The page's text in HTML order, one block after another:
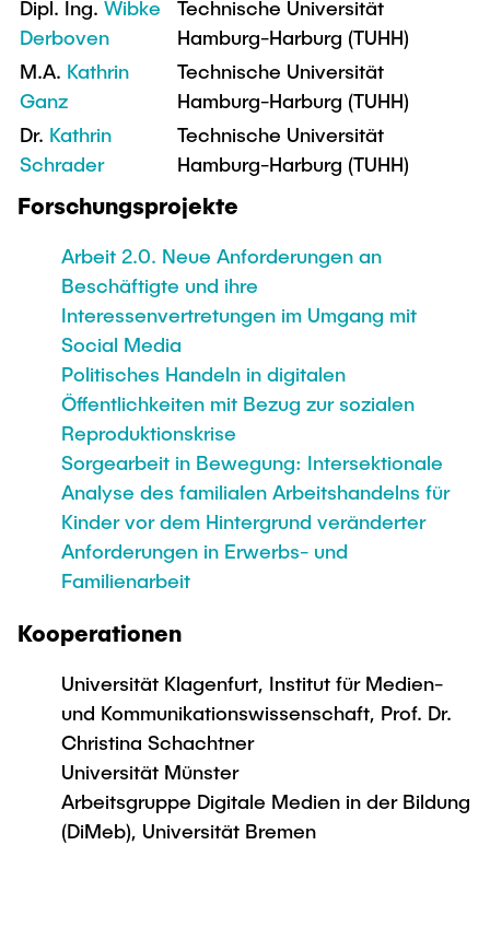
Lehre und Lernen
Best Practices Lehre
Hochschuldidaktik - ZLL
Lehre im europäischen Verbund (ECIU)
WorkINGLab / Makerspace
Interdisziplinärer Workshop des FSP
„Biobasierte Prozesse und
Reaktortechnologien“
Forschung und Institute
Studienbereich FIT
Institute im Überblick
Dipl. Ing. Wibke
Derboven
Technische Universität
Hamburg-Harburg (TUHH)
M.A. Kathrin
Ganz
Technische Universität
Hamburg-Harburg (TUHH)
Dr. Kathrin
Schrader
Technische Universität
Hamburg-Harburg (TUHH)
Forschungsprojekte
Arbeit 2.0. Neue Anforderungen an
Beschäftigte und ihre
Interessenvertretungen im Umgang mit
Social Media
Politisches Handeln in digitalen
Öffentlichkeiten mit Bezug zur sozialen
Reproduktionskrise
Sorgearbeit in Bewegung: Intersektionale
Analyse des familialen Arbeitshandelns für
Kinder vor dem Hintergrund veränderter
Anforderungen in Erwerbs- und
Familienarbeit
Kooperationen
Universität Klagenfurt, Institut für Medien-
und Kommunikationswissenschaft, Prof. Dr.
Christina Schachtner
Universität Münster
Arbeitsgruppe Digitale Medien in der Bildung
(DiMeb), Universität Bremen